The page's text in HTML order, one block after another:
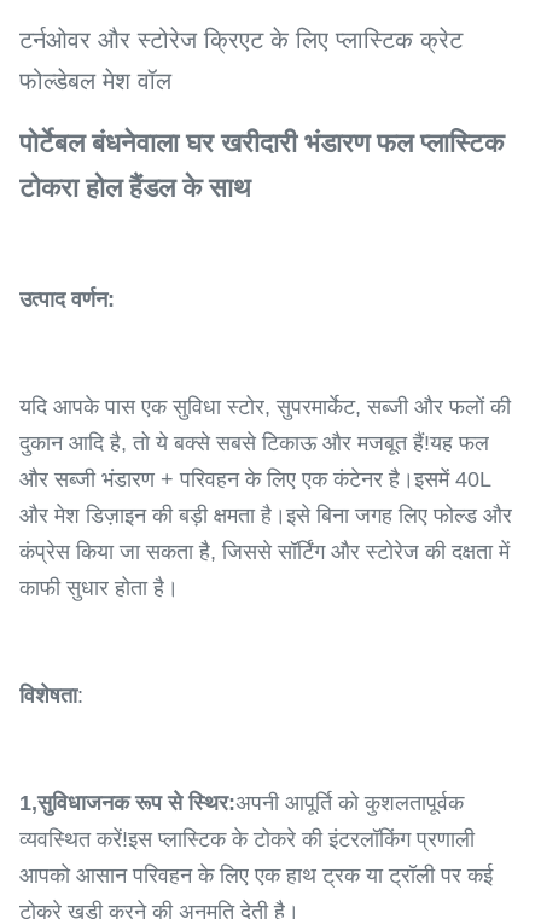
टर्नओवर और स्टोरेज क्रिएट के लिए प्लास्टिक क्रेट
फोल्डेबल मेश वॉल
पोर्टेबल बंधनेवाला घर खरीदारी भंडारण फल प्लास्टिक
टोकरा होल हैंडल के साथ
उत्पाद वर्णन:
यदि आपके पास एक सुविधा स्टोर, सुपरमार्केट, सब्जी और फलों की
दुकान आदि है, तो ये बक्से सबसे टिकाऊ और मजबूत हैं!यह फल
और सब्जी भंडारण + परिवहन के लिए एक कंटेनर है।इसमें 40L
और मेश डिज़ाइन की बड़ी क्षमता है।इसे बिना जगह लिए फोल्ड और
कंप्रेस किया जा सकता है, जिससे सॉर्टिंग और स्टोरेज की दक्षता में
काफी सुधार होता है।
विशेषता:
1,सुविधाजनक रूप से स्थिर:अपनी आपूर्ति को कुशलतापूर्वक
व्यवस्थित करें!इस प्लास्टिक के टोकरे की इंटरलॉकिंग प्रणाली
आपको आसान परिवहन के लिए एक हाथ ट्रक या ट्रॉली पर कई
टोकरे खड़ी करने की अनुमति देती है।